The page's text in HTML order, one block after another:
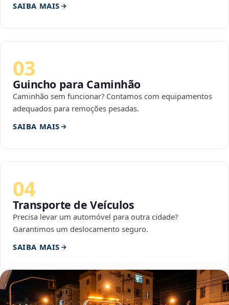
SAIBA MAIS
03
Guincho para Caminhão
Caminhão sem funcionar? Contamos com equipamentos
adequados para remoções pesadas.
SAIBA MAIS
04
Transporte de Veículos
Precisa levar um automóvel para outra cidade?
Garantimos um deslocamento seguro.
SAIBA MAIS